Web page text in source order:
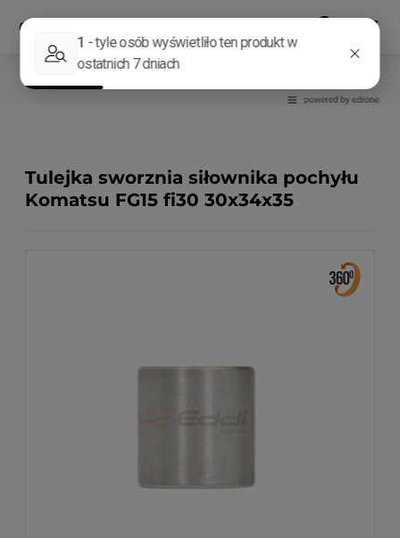
Tulejka sworznia siłownika pochyłu
Komatsu FG15 fi30 30x34x35